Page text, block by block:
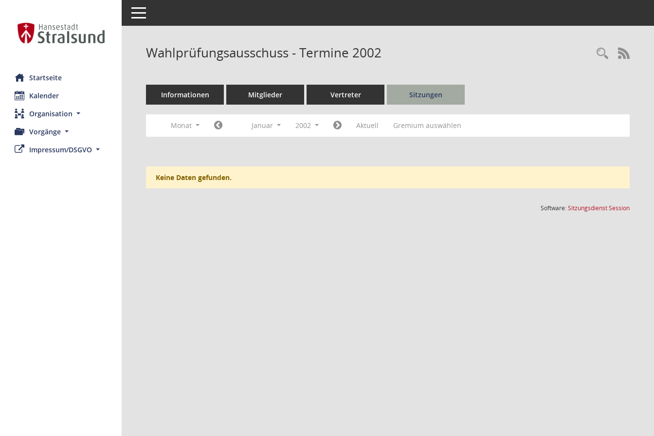
Startseite
Kalender
Organisation
Vorgänge
Impressum/DSGVO
Toggle navigation
Wahlprüfungsausschuss - Termine 2002
Informationen Mitglieder Vertreter Sitzungen
Monat Januar 2002 Aktuell Gremium auswählen
Keine Daten gefunden.
Software:SitzungsdienstSession(Wird in